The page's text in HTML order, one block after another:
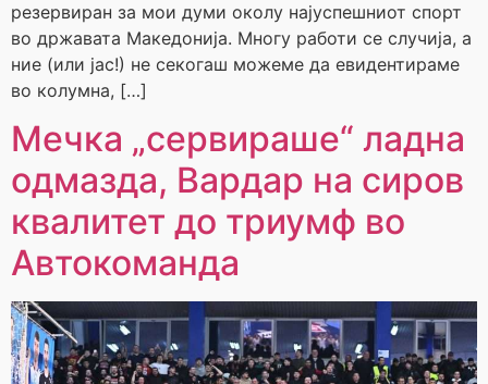
резервиран за мои думи околу најуспешниот спорт
во државата Македонија. Многу работи се случија, а
ние (или јас!) не секогаш можеме да евидентираме
во колумна, […]
Мечка „сервираше“ ладна
одмазда, Вардар на сиров
квалитет до триумф во
Автокоманда